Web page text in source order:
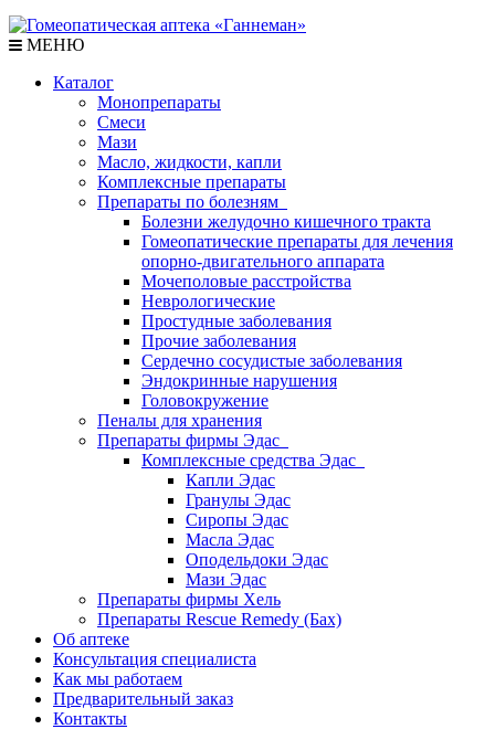
МЕНЮ
Каталог
Монопрепараты
Смеси
Мази
Масло, жидкости, капли
Комплексные препараты
Препараты по болезням
Болезни желудочно кишечного тракта
Гомеопатические препараты для лечения
опорно-двигательного аппарата
Мочеполовые расстройства
Неврологические
Простудные заболевания
Прочие заболевания
Сердечно сосудистые заболевания
Эндокринные нарушения
Головокружение
Пеналы для хранения
Препараты фирмы Эдас
Комплексные средства Эдас
Капли Эдас
Гранулы Эдас
Сиропы Эдас
Масла Эдас
Оподельдоки Эдас
Мази Эдас
Препараты фирмы Хель
Препараты Rescue Remedy (Бах)
Об аптеке
Консультация специалиста
Как мы работаем
Предварительный заказ
Контакты